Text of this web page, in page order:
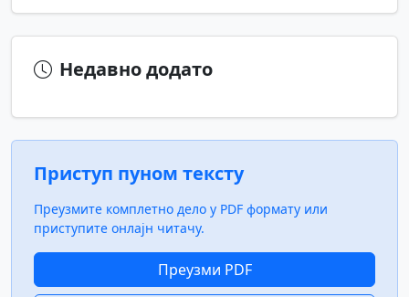
Недавно додато
Приступ пуном тексту
Преузмите комплетно дело у PDF формату или
приступите онлајн читачу.
Преузми PDF